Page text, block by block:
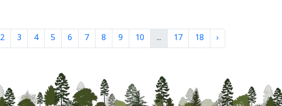
2 3 4 5 6 7 8 9 10 ... 17 18 ›